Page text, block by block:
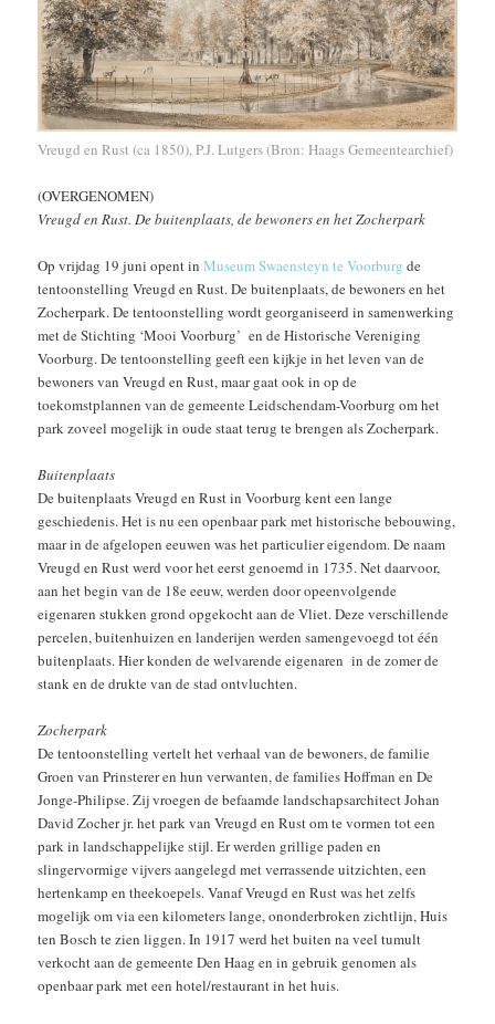
Vreugd en Rust (ca 1850), P.J. Lutgers (Bron: Haags Gemeentearchief)
(OVERGENOMEN)
Vreugd en Rust. De buitenplaats, de bewoners en het Zocherpark
Op vrijdag 19 juni opent inMuseum Swaensteyn te Voorburg de
tentoonstelling Vreugd en Rust. De buitenplaats, de bewoners en het
Zocherpark. De tentoonstelling wordt georganiseerd in samenwerking
met de Stichting ‘Mooi Voorburg’ en de Historische Vereniging
Voorburg. De tentoonstelling geeft een kijkje in het leven van de
bewoners van Vreugd en Rust, maar gaat ook in op de
toekomstplannen van de gemeente Leidschendam-Voorburg om het
park zoveel mogelijk in oude staat terug te brengen als Zocherpark.
Buitenplaats
De buitenplaats Vreugd en Rust in Voorburg kent een lange
geschiedenis. Het is nu een openbaar park met historische bebouwing,
maar in de afgelopen eeuwen was het particulier eigendom. De naam
Vreugd en Rust werd voor het eerst genoemd in 1735. Net daarvoor,
aan het begin van de 18e eeuw, werden door opeenvolgende
eigenaren stukken grond opgekocht aan de Vliet. Deze verschillende
percelen, buitenhuizen en landerijen werden samengevoegd tot één
buitenplaats. Hier konden de welvarende eigenaren in de zomer de
stank en de drukte van de stad ontvluchten.
Zocherpark
De tentoonstelling vertelt het verhaal van de bewoners, de familie
Groen van Prinsterer en hun verwanten, de families Hoffman en De
Jonge-Philipse. Zij vroegen de befaamde landschapsarchitect Johan
David Zocher jr. het park van Vreugd en Rust om te vormen tot een
park in landschappelijke stijl. Er werden grillige paden en
slingervormige vijvers aangelegd met verrassende uitzichten, een
hertenkamp en theekoepels. Vanaf Vreugd en Rust was het zelfs
mogelijk om via een kilometers lange, ononderbroken zichtlijn, Huis
ten Bosch te zien liggen. In 1917 werd het buiten na veel tumult
verkocht aan de gemeente Den Haag en in gebruik genomen als
openbaar park met een hotel/restaurant in het huis.